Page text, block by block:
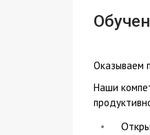
Оказываем
Наши